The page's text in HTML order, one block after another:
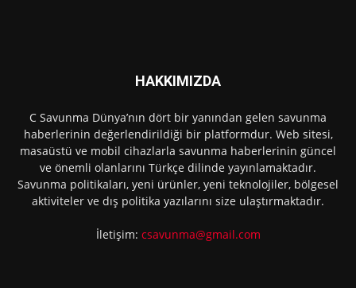
HAKKIMIZDA
C Savunma Dünya’nın dört bir yanından gelen savunma
haberlerinin değerlendirildiği bir platformdur. Web sitesi,
masaüstü ve mobil cihazlarla savunma haberlerinin güncel
ve önemli olanlarını Türkçe dilinde yayınlamaktadır.
Savunma politikaları, yeni ürünler, yeni teknolojiler, bölgesel
aktiviteler ve dış politika yazılarını size ulaştırmaktadır.
İletişim: csavunma@gmail.com